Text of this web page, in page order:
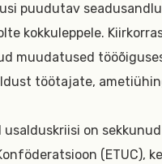
puudutav
kokkuleppele.
muudatused
töötajate,
on sekkunud
(ETUC),